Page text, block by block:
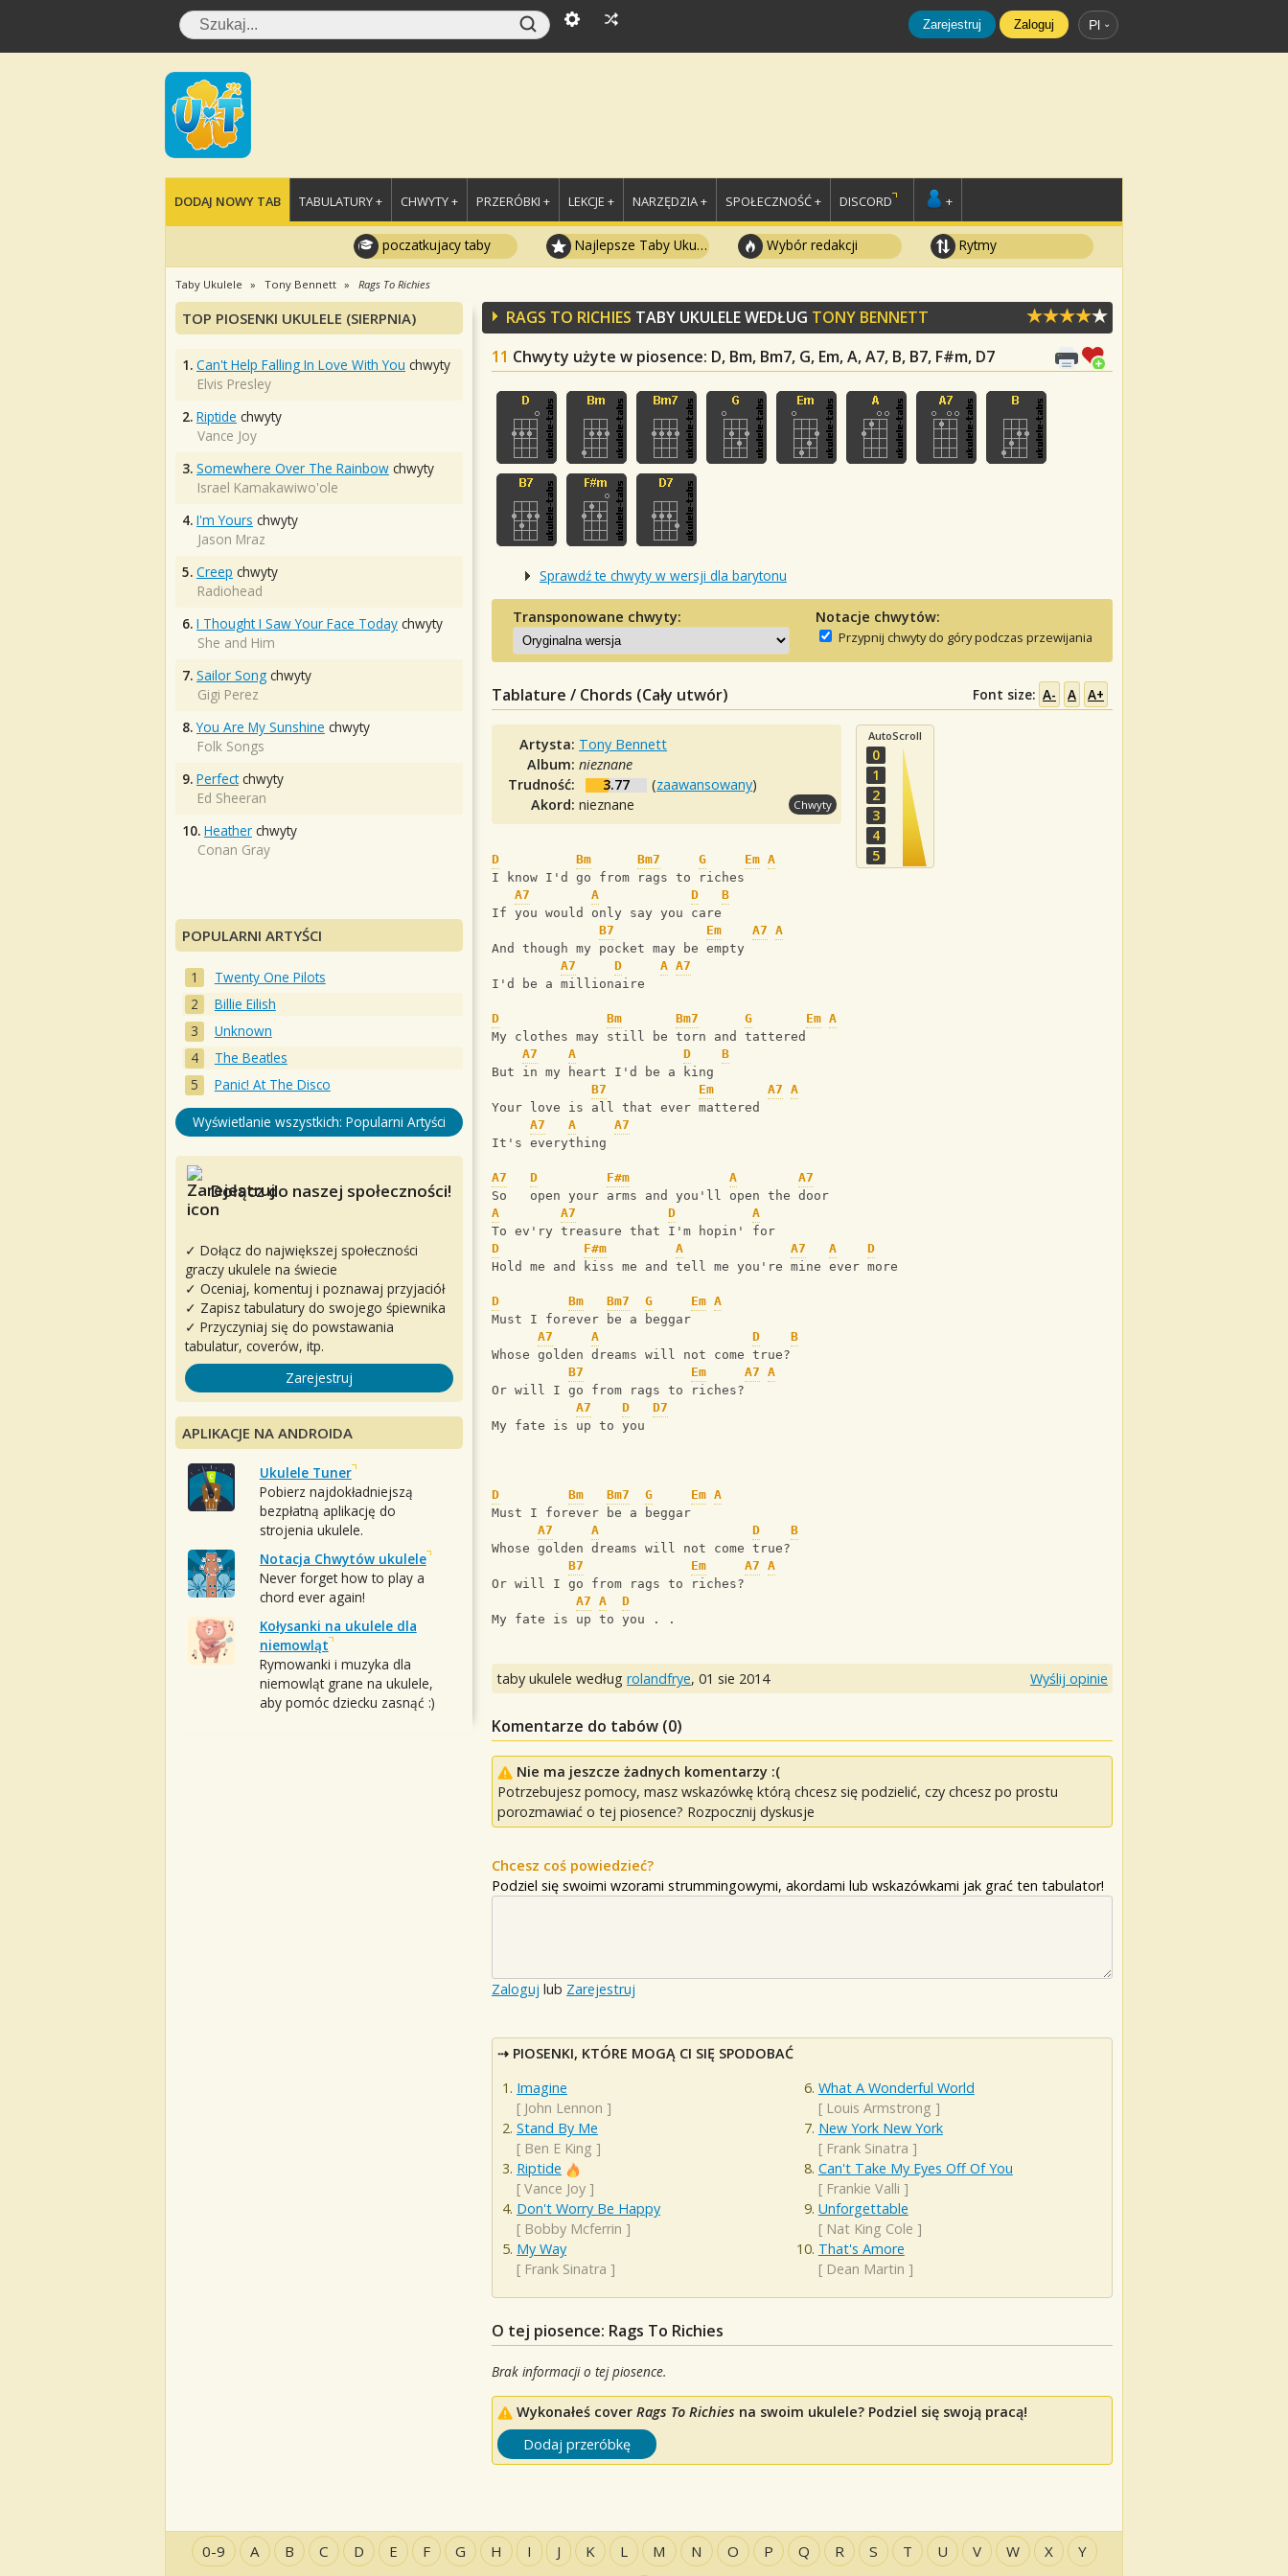
Zarejestruj Zaloguj Pl
DODAJ NOWY TAB TABULATURY + CHWYTY + PRZERÓBKI + LEKCJE + NARZĘDZIA + SPOŁECZNOŚĆ + DISCORD +
poczatkujacy taby Najlepsze Taby Ukulele Wybór redakcji Rytmy
Taby Ukulele Tony Bennett Rags To Richies
RAGS TO RICHIES TABY UKULELE WEDŁUG TONY BENNETT
11 Chwyty użyte w piosence: D, Bm, Bm7, G, Em, A, A7, B, B7, F#m, D7
Sprawdź te chwyty w wersji dla barytonu
Transponowane chwyty: Notacje chwytów:
Przypnij chwyty do góry podczas przewijania
Tablature / Chords (Cały utwór) Font size: A- A A+
Artysta: Tony Bennett
Album:nieznane
Trudność:
3.77 (zaawansowany)
Akord:nieznane Chwyty
AutoScroll
0
1
2
3
4
5
D Bm Bm7 G Em A
I know I'd go from rags to riches
A7
A D
B
If you would only say you care
B7
Em A7 A
And though my pocket may be empty
A7
D A A7
I'd be a millionaire
D Bm Bm7 G Em A
My clothes may still be torn and tattered
A7
A D
B
But in my heart I'd be a king
B7
Em A7 A
Your love is all that ever mattered
A7
A
A7
It's everything
A7 D F#m A
A7
So   open your arms and you'll open the door
A
A7 D
A
To ev'ry treasure that I'm hopin' for
D
F#m A A7 A
D
Hold me and kiss me and tell me you're mine ever more
D Bm Bm7 G Em A
Must I forever be a beggar
A7
A D
B
Whose golden dreams will not come true?
B7
Em A7 A
Or will I go from rags to riches?
A7
D
D7
My fate is up to you
D Bm Bm7 G Em A
Must I forever be a beggar
A7
A D
B
Whose golden dreams will not come true?
B7
Em A7 A
Or will I go from rags to riches?
A7 A
D
My fate is up to you . .
taby ukulele według rolandfrye, 01 sie 2014 Wyślij opinie
Komentarze do tabów (0)
Nie ma jeszcze żadnych komentarzy :(
Potrzebujesz pomocy, masz wskazówkę którą chcesz się podzielić, czy chcesz po prostu
porozmawiać o tej piosence? Rozpocznij dyskusje
Chcesz coś powiedzieć?
Podziel się swoimi wzorami strummingowymi, akordami lub wskazówkami jak grać ten tabulator!
Zaloguj lub Zarejestruj
PIOSENKI, KTÓRE MOGĄ CI SIĘ SPODOBAĆ
Imagine
[ John Lennon ]
Stand By Me
[ Ben E King ]
Riptide
[ Vance Joy ]
Don't Worry Be Happy
[ Bobby Mcferrin ]
My Way
[ Frank Sinatra ]
What A Wonderful World
[ Louis Armstrong ]
New York New York
[ Frank Sinatra ]
Can't Take My Eyes Off Of You
[ Frankie Valli ]
Unforgettable
[ Nat King Cole ]
That's Amore
[ Dean Martin ]
O tej piosence: Rags To Richies
Brak informacji o tej piosence.
Wykonałeś cover Rags To Richies na swoim ukulele? Podziel się swoją pracą!
Dodaj przeróbkę
TOP PIOSENKI UKULELE (SIERPNIA)
1. Can't Help Falling In Love With You chwyty
Elvis Presley
2. Riptide chwyty
Vance Joy
3. Somewhere Over The Rainbow chwyty
Israel Kamakawiwo'ole
4. I'm Yours chwyty
Jason Mraz
5. Creep chwyty
Radiohead
6. I Thought I Saw Your Face Today chwyty
She and Him
7. Sailor Song chwyty
Gigi Perez
8. You Are My Sunshine chwyty
Folk Songs
9. Perfectchwyty
Ed Sheeran
10. Heather chwyty
Conan Gray
POPULARNI ARTYŚCI
Twenty One Pilots
Billie Eilish
Unknown
The Beatles
Panic! At The Disco
Wyświetlanie wszystkich: Popularni Artyści
Dołącz do naszej społeczności!
✓ Dołącz do największej społeczności
graczy ukulele na świecie
✓ Oceniaj, komentuj i poznawaj przyjaciół
✓ Zapisz tabulatury do swojego śpiewnika
✓ Przyczyniaj się do powstawania
tabulatur, coverów, itp.
Zarejestruj
APLIKACJE NA ANDROIDA
Ukulele Tuner
Pobierz najdokładniejszą
bezpłatną aplikację do
strojenia ukulele.
Notacja Chwytów ukulele
Never forget how to play a
chord ever again!
Kołysanki na ukulele dla
niemowląt
Rymowanki i muzyka dla
niemowląt grane na ukulele,
aby pomóc dziecku zasnąć :)
0-9 A B C D E F G H I J K L M N O P Q R S T U V W X Y